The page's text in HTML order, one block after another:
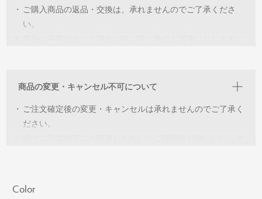
・
ご購入商品の返品・交換は、承れませんのでご了承くださ
い。
商品の変更・キャンセル不可について
・
ご注文確定後の変更・キャンセルは承れませんのでご了承く
ださい。
Color